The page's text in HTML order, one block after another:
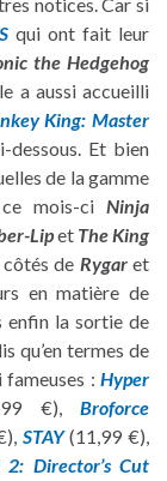
notices. Car si
qui ont fait leur
the Hedgehog
a aussi accueilli
King: Master
dessous. Et bien
de la gamme
mois-ci Ninja
Lipet The King
côtés de Rygaret
en matière de
enfin la sortie de
qu’en termes de
fameuses : Hyper
€),Broforce
STAY(11,99 €),
2: Director’s Cut